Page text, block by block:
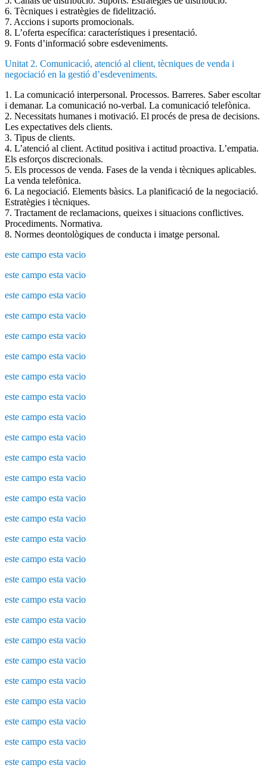
6. Tècniques i estratègies de fidelització.
7. Accions i suports promocionals.
8. L’oferta específica: característiques i presentació.
9. Fonts d’informació sobre esdeveniments.
Unitat 2. Comunicació, atenció al client, tècniques de venda i
negociació en la gestió d’esdeveniments.
1. La comunicació interpersonal. Processos. Barreres. Saber escoltar
i demanar. La comunicació no-verbal. La comunicació telefònica.
2. Necessitats humanes i motivació. El procés de presa de decisions.
Les expectatives dels clients.
3. Tipus de clients.
4. L’atenció al client. Actitud positiva i actitud proactiva. L’empatia.
Els esforços discrecionals.
5. Els processos de venda. Fases de la venda i tècniques aplicables.
La venda telefònica.
6. La negociació. Elements bàsics. La planificació de la negociació.
Estratègies i tècniques.
7. Tractament de reclamacions, queixes i situacions conflictives.
Procediments. Normativa.
8. Normes deontològiques de conducta i imatge personal.
este campo esta vacio
este campo esta vacio
este campo esta vacio
este campo esta vacio
este campo esta vacio
este campo esta vacio
este campo esta vacio
este campo esta vacio
este campo esta vacio
este campo esta vacio
este campo esta vacio
este campo esta vacio
este campo esta vacio
este campo esta vacio
este campo esta vacio
este campo esta vacio
este campo esta vacio
este campo esta vacio
este campo esta vacio
este campo esta vacio
este campo esta vacio
este campo esta vacio
este campo esta vacio
este campo esta vacio
este campo esta vacio
este campo esta vacio